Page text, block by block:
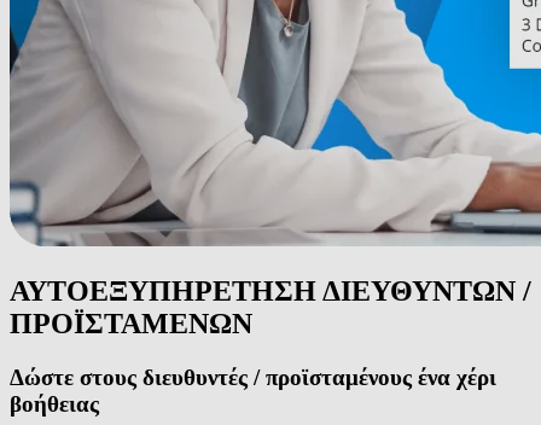
ΑΥΤΟΕΞΥΠΗΡΕΤΗΣΗ ΔΙΕΥΘΥΝΤΩΝ /
ΠΡΟΪΣΤΑΜΕΝΩΝ
Δώστε στους διευθυντές / προϊσταμένους ένα χέρι
βοήθειας